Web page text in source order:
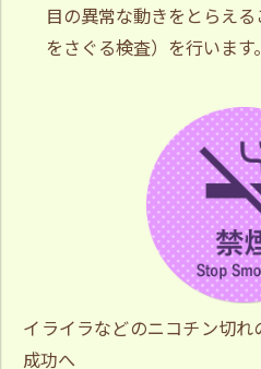
目の異常な動きをとらえ
をさぐる検査）を行います。
イライラなどのニコチン切
成功へ